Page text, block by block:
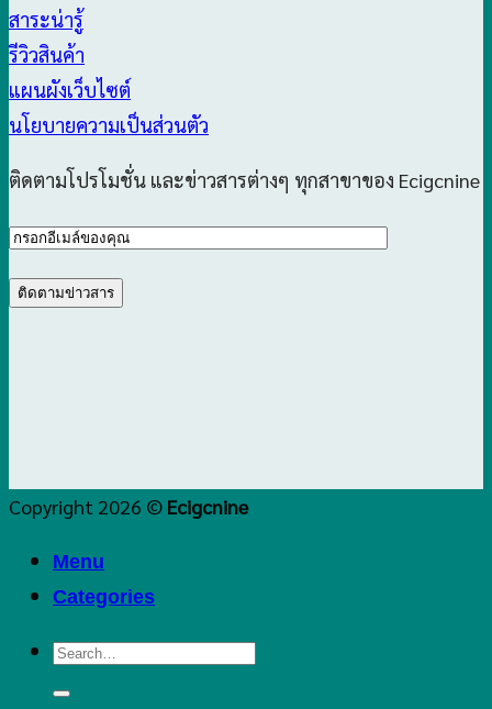
สาระน่ารู้
รีวิวสินค้า
แผนผังเว็บไซต์
นโยบายความเป็นส่วนตัว
ติดตามโปรโมชั่น และข่าวสารต่างๆ ทุกสาขาของ Ecigcnine
Copyright 2026 © Ecigcnine
Menu
Categories
Search
for: